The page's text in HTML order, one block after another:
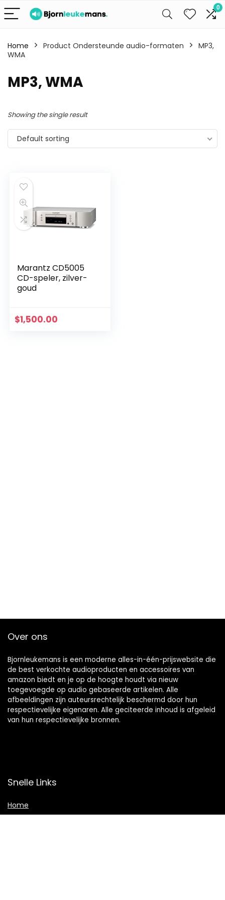
0
Home Product Ondersteunde audio-formaten
MP3,
WMA
MP3, WMA
Showing the single result
Default sorting
Marantz CD5005
CD-speler, zilver-
goud
$1,500.00
Over ons
Bjornleukemans is een moderne alles-in-één-prijswebsite die
de best verkochte audioproducten en accessoires van
amazon biedt en je op de hoogte houdt via nieuw
toegevoegde op audio gebaseerde artikelen. Alle
afbeeldingen zijn auteursrechtelijk beschermd door hun
respectievelijke eigenaren. Alle geciteerde inhoud is afgeleid
van hun respectievelijke bronnen.
Snelle Links
Home